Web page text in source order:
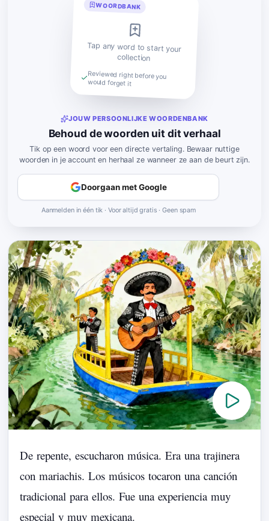
JOUW PERSOONLIJKE WOORDENBANK
Behoud de woorden uit dit verhaal
Tik op een woord voor een directe vertaling. Bewaar nuttige
woorden in je account en herhaal ze wanneer ze aan de beurt zijn.
Doorgaan met Google
Aanmelden in één tik · Voor altijd gratis · Geen spam
WOORDBANK
Tap any word to start your
collection
Reviewed right before you
would forget it
De repente, escucharon música. Era una trajinera
con mariachis. Los músicos tocaron una canción
tradicional para ellos. Fue una experiencia muy
especial y muy mexicana.